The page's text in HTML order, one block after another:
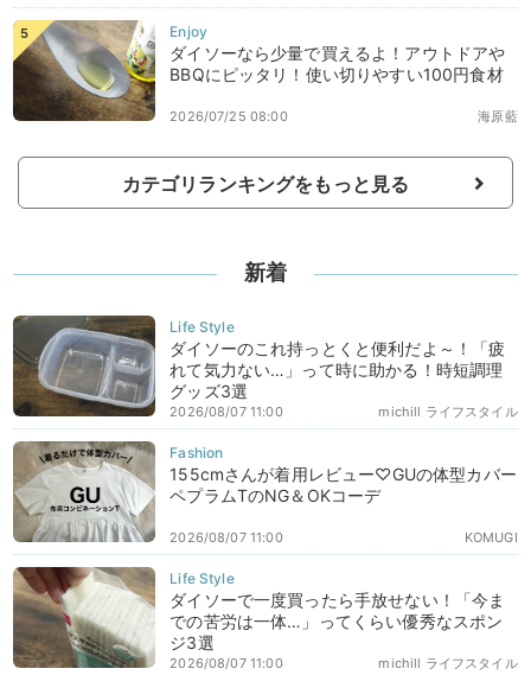
ダイソーなら少量で買えるよ！アウトドアや
BBQにピッタリ！使い切りやすい100円食材
海原藍
2026/07/25 08:00
カテゴリランキングをもっと見る
新着
ダイソーのこれ持っとくと便利だよ～！「疲
れて気力ない…」って時に助かる！時短調理
グッズ3選
michill ライフスタイル
2026/08/07 11:00
155cmさんが着用レビュー♡GUの体型カバー
ペプラムTのNG＆OKコーデ
KOMUGI
2026/08/07 11:00
ダイソーで一度買ったら手放せない！「今ま
での苦労は一体…」ってくらい優秀なスポン
ジ3選
michill ライフスタイル
2026/08/07 11:00